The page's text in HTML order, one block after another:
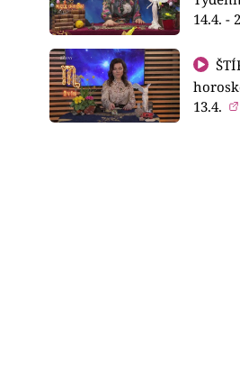
14.4. -
ŠTÍR - Týdenní
13.4.